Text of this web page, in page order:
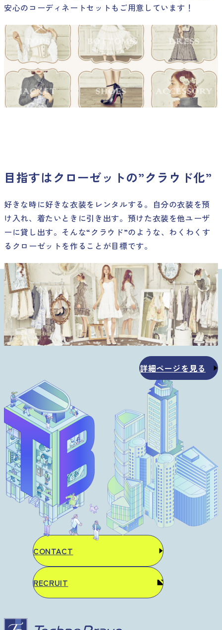
安心のコーディネートセットもご用意しています！
目指すはクローゼットの”クラウド化”
好きな時に好きな衣装をレンタルする。自分の衣装を預
け入れ、着たいときに引き出す。預けた衣装を他ユーザ
ーに貸し出す。そんな“クラウド”のような、わくわくす
るクローゼットを作ることが目標です。
詳細ページを見る
CONTACT
RECRUIT